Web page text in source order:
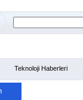
Teknoloji Haberleri